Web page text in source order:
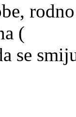
(
se